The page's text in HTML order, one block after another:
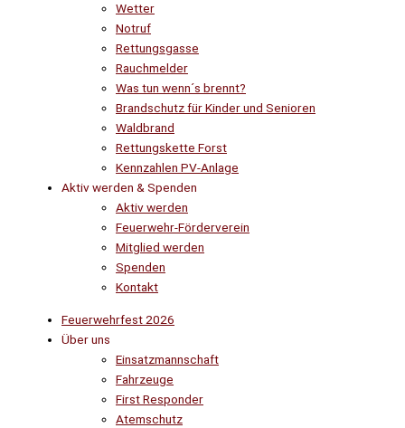
Wetter
Notruf
Rettungsgasse
Rauchmelder
Was tun wenn´s brennt?
Brandschutz für Kinder und Senioren
Waldbrand
Rettungskette Forst
Kennzahlen PV-Anlage
Aktiv werden & Spenden
Aktiv werden
Feuerwehr-Förderverein
Mitglied werden
Spenden
Kontakt
Feuerwehrfest 2026
Über uns
Einsatzmannschaft
Fahrzeuge
First Responder
Atemschutz